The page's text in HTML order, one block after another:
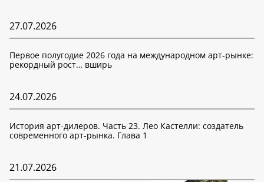
27.07.2026
Первое полугодие 2026 года на международном арт-рынке:
рекордный рост… вширь
24.07.2026
История арт-дилеров. Часть 23. Лео Кастелли: создатель
современного арт-рынка. Глава 1
21.07.2026